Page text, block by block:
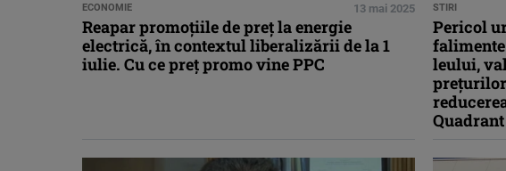
ECONOMIE 13 mai 2025
Reapar promoțiile de preț la energie
electrică, în contextul liberalizării de la 1
iulie. Cu ce preț promo vine PPC
STIRI
Pericol
leului,
Quadrant